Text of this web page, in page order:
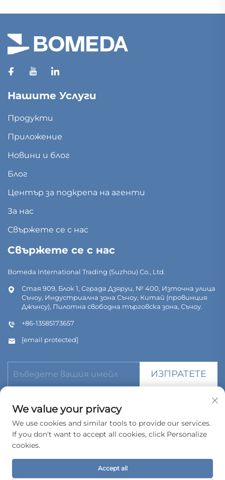
Нашите Услуги
Продукти
Приложение
Новини и блог
Блог
Център за подкрепа на агенти
За нас
Свържете се с нас
Свържете се с нас
Bomeda International Trading (Suzhou) Co., Ltd.
Стая 909, Блок 1, Сграда Дзяруи, № 400, Източна улица
Съчоу, Индустриална зона Съчоу, Китай (провинция
Джънсу), Пилотна свободна търговска зона, Съчоу.
+86-13585173657
[email protected]
ИЗПРАТЕТЕ
© Всички права запазени. Bomeda International Trading
Политика за поверителност
We value your privacy
We use cookies and similar tools to provide our services.
If you don't want to accept all cookies, click Personalize
cookies.
Accept all